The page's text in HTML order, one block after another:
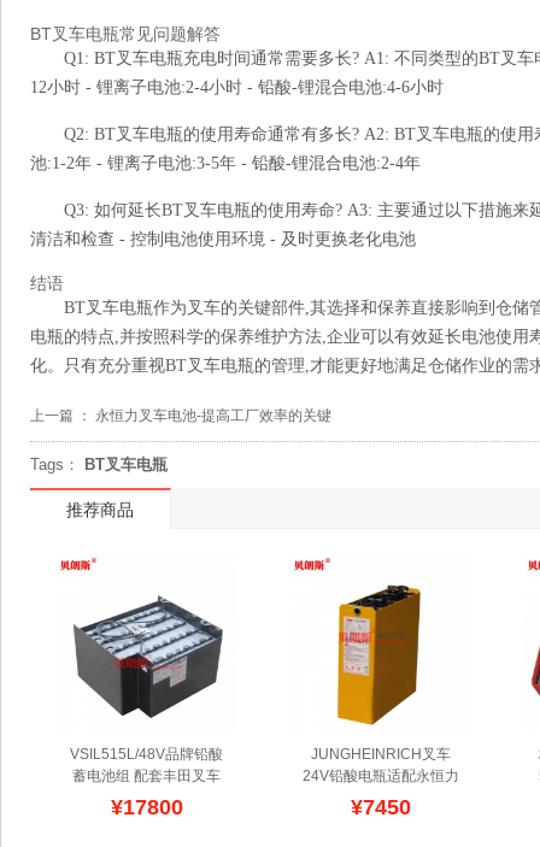
BT叉车电瓶常见问题解答
Q1: BT叉车电瓶充电时间通常需要多长? A1: 不同类型的BT叉
12小时 - 锂离子电池:2-4小时 - 铅酸-锂混合电池:4-6小时
Q2: BT叉车电瓶的使用寿命通常有多长? A2: BT叉车电瓶的使
池:1-2年 - 锂离子电池:3-5年 - 铅酸-锂混合电池:2-4年
Q3: 如何延长BT叉车电瓶的使用寿命? A3: 主要通过以下措施
清洁和检查 - 控制电池使用环境 - 及时更换老化电池
结语
BT叉车电瓶作为叉车的关键部件,其选择和保养直接影响到仓
电瓶的特点,并按照科学的保养维护方法,企业可以有效延长电池使
化。只有充分重视BT叉车电瓶的管理,才能更好地满足仓储作业的需
上一篇 ： 永恒力叉车电池-提高工厂效率的关键
Tags： BT叉车电瓶
推荐商品
VSIL515L/48V品牌铅酸
蓄电池组 配套丰田叉车
7FBH10四轮叉车电池
朗斯电瓶厂家批发日本进
¥17800
JUNGHEINRICH叉车
24V铅酸电瓶适配永恒力
EJG110全电动仓储堆垛
叉车电瓶3PzS345
¥7450